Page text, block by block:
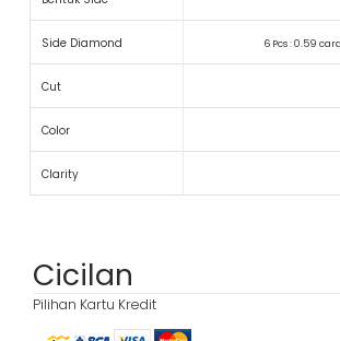
Side Diamond 6 Pcs : 0.59
Cut
Color
Clarity
Cicilan
Pilihan Kartu Kredit